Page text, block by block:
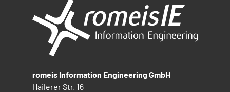
romeis Information Engineering GmbH
Hailerer Str. 16